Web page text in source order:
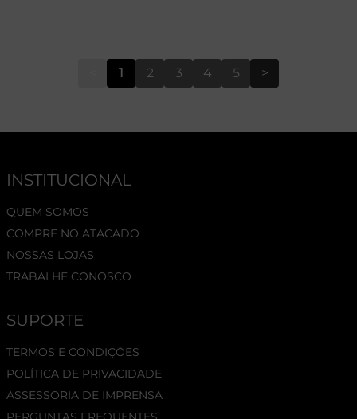
1 2 3 4 5 >
INSTITUCIONAL
QUEM SOMOS
COMPRE NO ATACADO
NOSSAS LOJAS
TRABALHE CONOSCO
SUPORTE
TERMOS E CONDIÇÕES
POLÍTICA DE PRIVACIDADE
ASSESSORIA DE IMPRENSA